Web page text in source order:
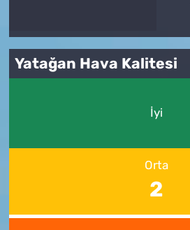
Yatağan Hava Kalitesi
İyi
Orta
2